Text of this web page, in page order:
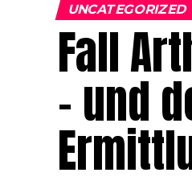
UNCATEGORIZED
Fall
– und